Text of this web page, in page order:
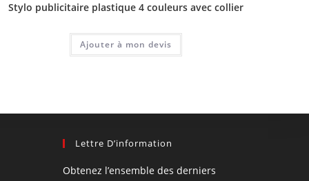
Stylo publicitaire plastique 4 couleurs avec collier
Ajouter à mon devis
Lettre D’information
Obtenez l’ensemble des derniers